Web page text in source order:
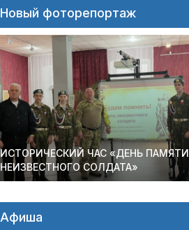
Новый фоторепортаж
ИСТОРИЧЕСКИЙ ЧАС «ДЕНЬ ПАМЯТИ
НЕИЗВЕСТНОГО СОЛДАТА»
Афиша